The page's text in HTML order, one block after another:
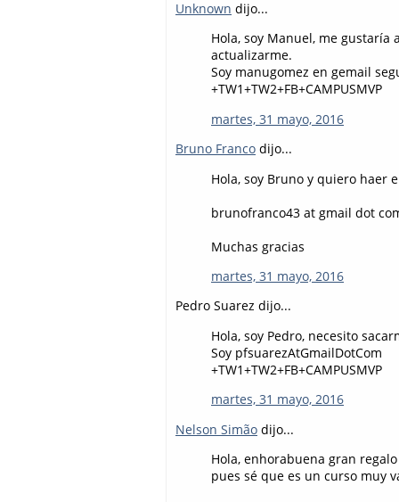
Unknown dijo...
Hola, soy Manuel, me gustaría
actualizarme.
Soy manugomez en gemail
+TW1+TW2+FB+CAMPUSMVP
martes, 31 mayo, 2016
Bruno Franco dijo...
Hola, soy Bruno y quiero haer
brunofranco43 at gmail dot
Muchas gracias
martes, 31 mayo, 2016
Pedro Suarez dijo...
Hola, soy Pedro, necesito
Soy pfsuarezAtGmailDotCom
+TW1+TW2+FB+CAMPUSMVP
martes, 31 mayo, 2016
Nelson Simão dijo...
Hola, enhorabuena gran
pues sé que es un curso muy